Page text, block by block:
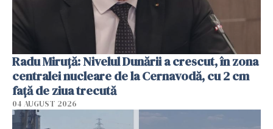
Radu Miruţă: Nivelul Dunării a crescut, în zona
centralei nucleare de la Cernavodă, cu 2 cm
faţă de ziua trecută
04 AUGUST 2026